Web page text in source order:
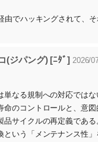
由でハッキングされて、
(ジパング) [ﾆﾀﾞ] 2026/
単なる規制への対応では
命のコントロールと、意図
品サイクルの再定義であ
という「メンテナンス性